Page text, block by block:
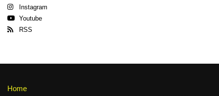
Instagram
Youtube
RSS
Home